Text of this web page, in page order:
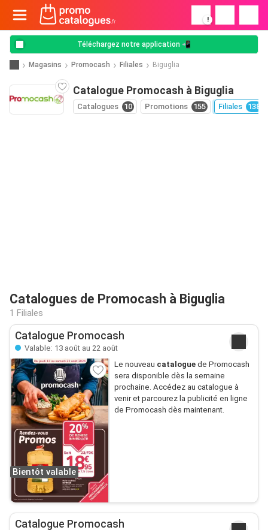
!
Téléchargez notre application 📲
Magasins Promocash Filiales Biguglia
Catalogue Promocash à Biguglia
Catalogues 10 Promotions 155 Filiales 138
Catalogues de Promocash à Biguglia
1 Filiales
Catalogue Promocash
Valable: 13 août au 22 août
Bientôt valable
Le nouveau cataloguede Promocash
sera disponible dès la semaine
prochaine. Accédez au catalogue à
venir et parcourez la publicité en ligne
de Promocash dès maintenant.
Catalogue Promocash